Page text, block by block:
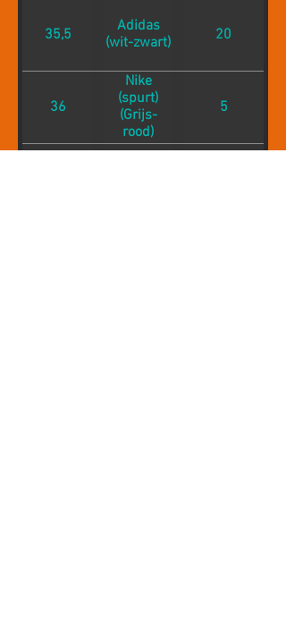
35,5
Adidas
(wit-zwart)
20
36
Nike
(spurt)
(Grijs-
rood)
5